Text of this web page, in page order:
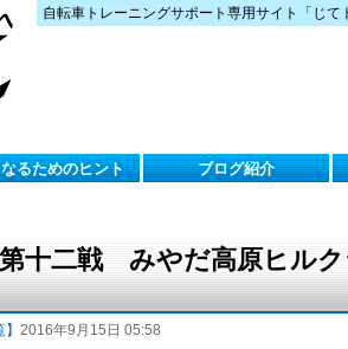
自転車トレーニングサポート専用サイト「じて
るためのヒント ブログ紹介
第十二戦 みやだ高原ヒル
2016年9月15日 05:58